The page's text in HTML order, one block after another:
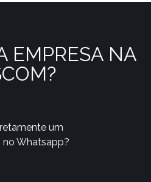
EMPRESA NA
um
Whatsapp?